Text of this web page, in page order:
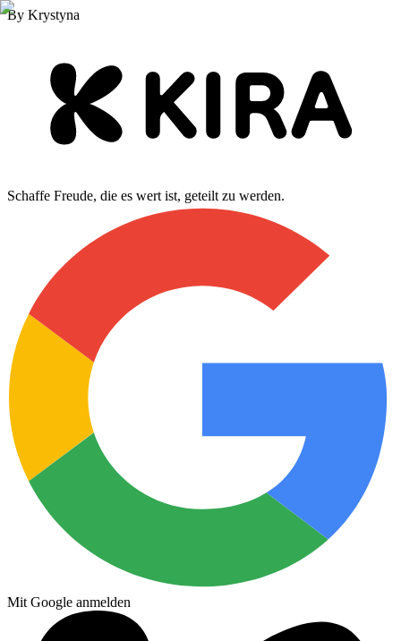
By Krystyna
Schaffe Freude, die es wert ist, geteilt zu werden.
Mit Google anmelden